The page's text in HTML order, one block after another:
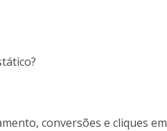
conversões e cliques em